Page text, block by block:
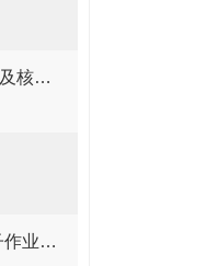
直流电流互感器测试仪其原理及核心优势的详细介绍
可编程直流稳压电源-巨细电子作业室是*的仪器